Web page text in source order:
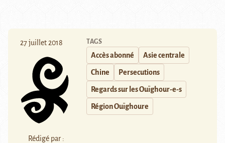
27 juillet 2018
Rédigé par :
TAGS
Accès abonné Asie centrale
Chine Persecutions
Regards sur les Ouïghour-e-s
Région Ouïghoure